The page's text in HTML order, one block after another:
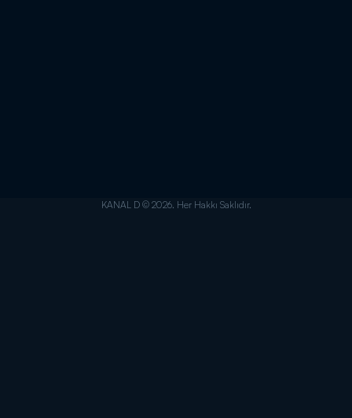
KANAL D © 2026. Her Hakkı Saklıdır.